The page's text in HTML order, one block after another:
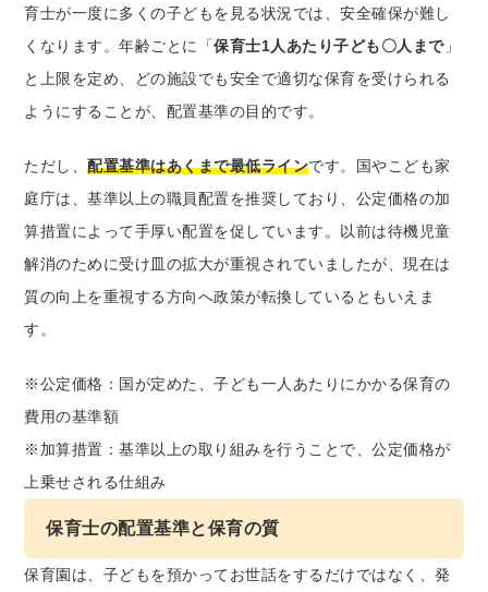
育士が一度に多くの子どもを見る状況では、安全確保が難し
くなります。年齢ごとに「保育士1人あたり子ども〇人まで」
と上限を定め、どの施設でも安全で適切な保育を受けられる
ようにすることが、配置基準の目的です。
ただし、配置基準はあくまで最低ラインです。国やこども家
庭庁は、基準以上の職員配置を推奨しており、公定価格の加
算措置によって手厚い配置を促しています。以前は待機児童
解消のために受け皿の拡大が重視されていましたが、現在は
質の向上を重視する方向へ政策が転換しているともいえま
す。
※公定価格：国が定めた、子ども一人あたりにかかる保育の
費用の基準額
※加算措置：基準以上の取り組みを行うことで、公定価格が
上乗せされる仕組み
保育士の配置基準と保育の質
保育園は、子どもを預かってお世話をするだけではなく、発